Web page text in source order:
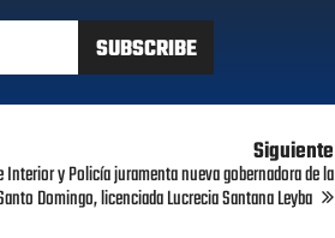
Siguiente
Interior y Policía juramenta nueva gobernadora de la
Domingo, licenciada Lucrecia Santana Leyba